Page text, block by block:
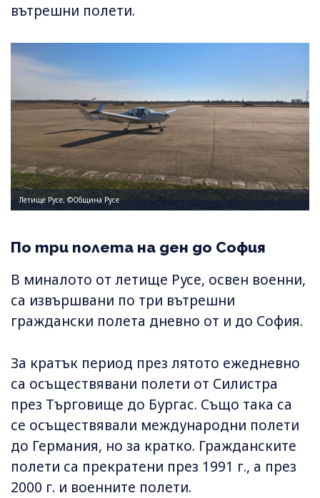
вътрешни полети.
Летище Русе; ©Община Русе
По три полета на ден до София
В миналото от летище Русе, освен военни,
са извършвани по три вътрешни
граждански полета дневно от и до София.
За кратък период през лятото ежедневно
са осъществявани полети от Силистра
през Търговище до Бургас. Също така са
се осъществявали международни полети
до Германия, но за кратко. Гражданските
полети са прекратени през 1991 г., а през
2000 г. и военните полети.